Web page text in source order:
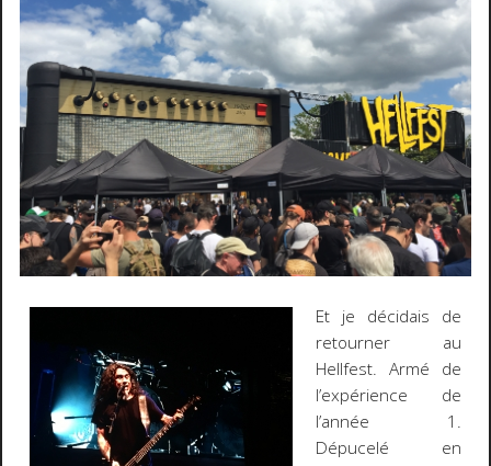
Et je décidais de
retourner au
Hellfest. Armé de
l’expérience de
l’année 1.
Dépucelé en